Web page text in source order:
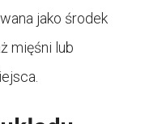
jako środek
mięśni lub